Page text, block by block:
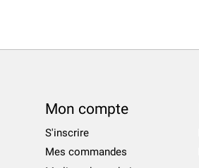
Mon compte
S'inscrire
Mes commandes